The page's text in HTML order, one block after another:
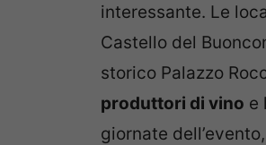
interessante. Le
Castello del
storico Palazzo
produttori di vino e
giornate